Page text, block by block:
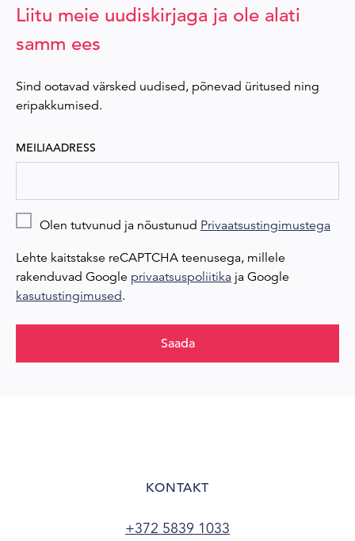
Liitu meie uudiskirjaga ja ole alati
samm ees
Sind ootavad värsked uudised, põnevad üritused ning
eripakkumised.
MEILIAADRESS
Olen tutvunud ja nõustunud Privaatsustingimustega
Lehte kaitstakse reCAPTCHA teenusega, millele
rakenduvad Google privaatsuspoliitika ja Google
kasutustingimused.
Saada
KONTAKT
+372 5839 1033